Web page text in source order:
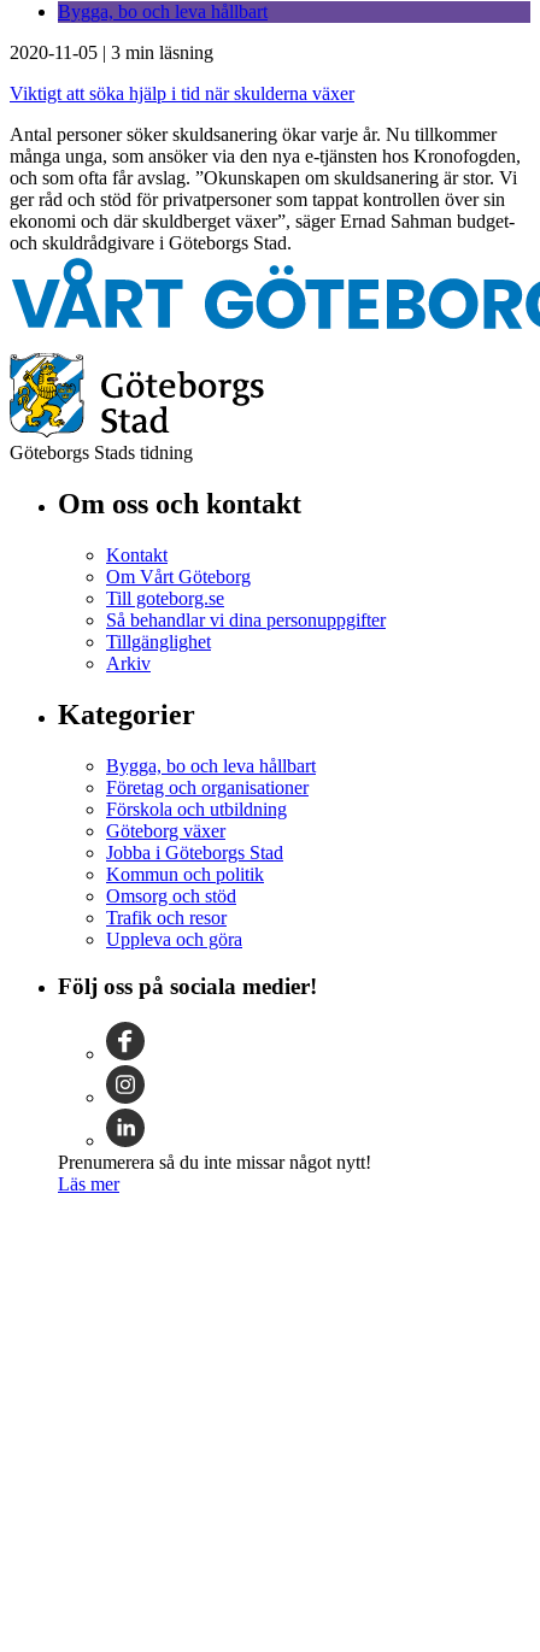
Bygga, bo och leva hållbart
2020-11-05 | 3 min läsning
Viktigt att söka hjälp i tid när skulderna växer
Antal personer söker skuldsanering ökar varje år. Nu tillkommer
många unga, som ansöker via den nya e-tjänsten hos Kronofogden,
och som ofta får avslag. ”Okunskapen om skuldsanering är stor. Vi
ger råd och stöd för privatpersoner som tappat kontrollen över sin
ekonomi och där skuldberget växer”, säger Ernad Sahman budget-
och skuldrådgivare i Göteborgs Stad.
Göteborgs Stads tidning
Om oss och kontakt
Kontakt
Om Vårt Göteborg
Till goteborg.se
Så behandlar vi dina personuppgifter
Tillgänglighet
Arkiv
Kategorier
Bygga, bo och leva hållbart
Företag och organisationer
Förskola och utbildning
Göteborg växer
Jobba i Göteborgs Stad
Kommun och politik
Omsorg och stöd
Trafik och resor
Uppleva och göra
Följ oss på sociala medier!
Prenumerera så du inte missar något nytt!
Läs mer